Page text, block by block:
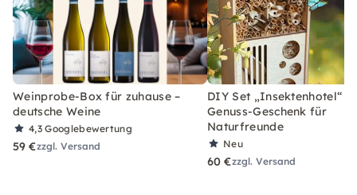
Weinprobe-Box für zuhause –
deutsche Weine
4,3Googlebewertung
59 €zzgl. Versand
DIY Set „Insektenhotel“ –
Genuss-Geschenk für
Naturfreunde
Neu
60 €zzgl. Versand